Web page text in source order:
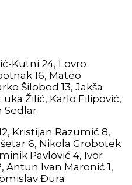
Kutni 24, Lovro
16, Mateo
Šilobod 13, Jakša
Žilić, Karlo Filipović,
Sedlar
Kristijan Razumić 8,
6, Nikola Grobotek
Pavlović 4, Ivor
Antun Ivan Maronić 1,
Đura